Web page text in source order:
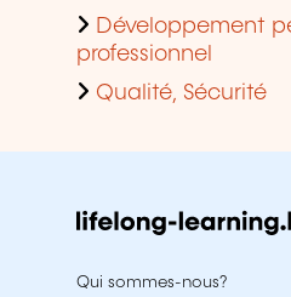
Développement
professionnel
Qualité, Sécurité
Qui sommes-nous?